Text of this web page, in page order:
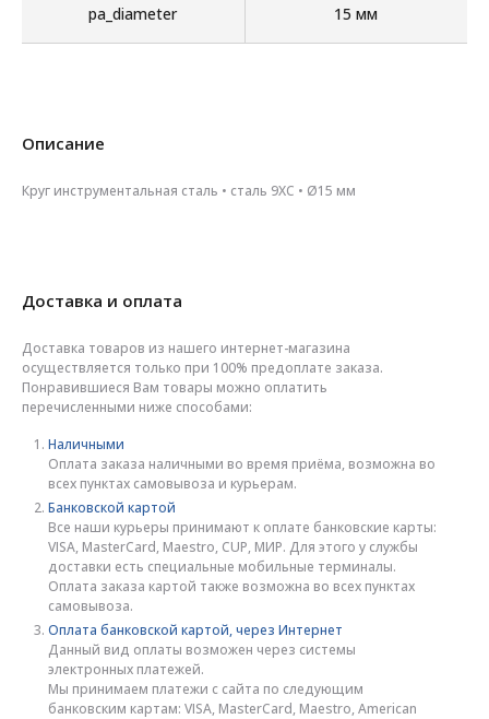
pa_diameter 15 мм
Описание
Круг инструментальная сталь • сталь 9ХС • Ø15 мм
Доставка и оплата
Доставка товаров из нашего интернет-магазина
осуществляется только при 100% предоплате заказа.
Понравившиеся Вам товары можно оплатить
перечисленными ниже способами:
Наличными
Оплата заказа наличными во время приёма, возможна во
всех пунктах самовывоза и курьерам.
Банковской картой
Все наши курьеры принимают к оплате банковские карты:
VISA, MasterCard, Maestro, CUP, МИР. Для этого у службы
доставки есть специальные мобильные терминалы.
Оплата заказа картой также возможна во всех пунктах
самовывоза.
Оплата банковской картой, через Интернет
Данный вид оплаты возможен через системы
электронных платежей.
Мы принимаем платежи с сайта по следующим
банковским картам: VISA, MasterCard, Maestro, American